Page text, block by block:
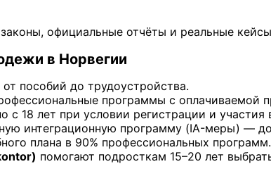
официальные отчёты и реальные
в Норвегии
пособий до трудоустройства.
программы с оплачиваемой
с 18 лет при условии регистрации и участия
интеграционную программу (IA-меры) —
плана в 90% профессиональных программ.
помогают подросткам 15–20 лет